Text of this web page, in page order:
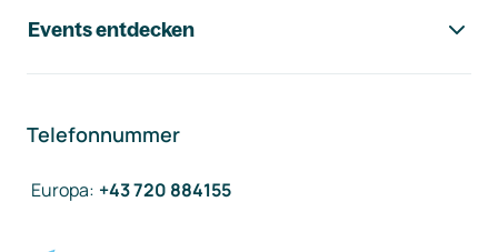
Events entdecken
Telefonnummer
Europa: +43 720 884155